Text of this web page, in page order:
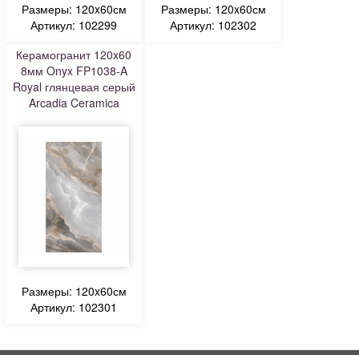
Размеры: 120x60см
Артикул: 102299
Размеры: 120x60см
Артикул: 102302
Керамогранит 120x60
8мм Onyx FP1038-A
Royal глянцевая серый
Arcadia Ceramica
Размеры: 120x60см
Артикул: 102301